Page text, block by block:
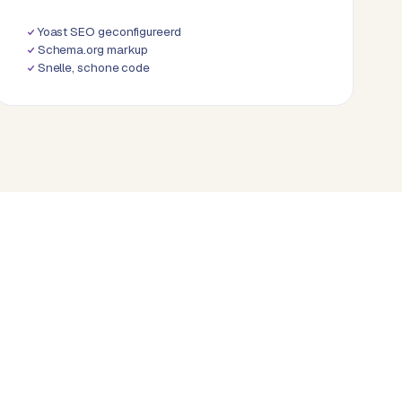
Yoast SEO geconfigureerd
Schema.org markup
Snelle, schone code